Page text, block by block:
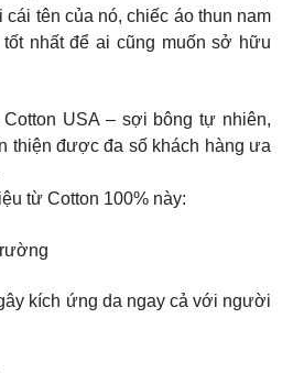
cái tên của nó, chiếc áo thun nam
nhất để ai cũng muốn sở hữu
USA – sợi bông tự nhiên,
thiện được đa số khách hàng ưa
từ Cotton 100% này:
kích ứng da ngay cả với người